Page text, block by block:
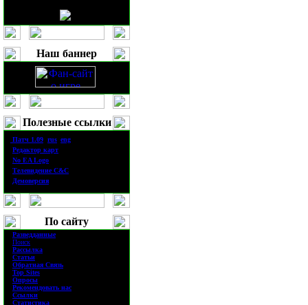
Наш баннер
Полезные ссылки
Патч 1.09 rus eng
Редактор карт
No EA Logo
ТелевидениеC&C
Демоверсия
По сайту
Разведданные
Поиск
Рассылка
Статьи
Обратная Связь
Top Sites
Опросы
Рекомендовать нас
Ссылки
Статистика